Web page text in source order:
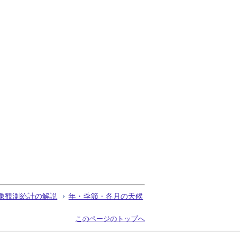
観測統計の解説 年・季節・各月の天候
このページのトップへ